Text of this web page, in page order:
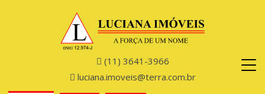
(11) 3641-3966
luciana.imoveis@terra.com.br